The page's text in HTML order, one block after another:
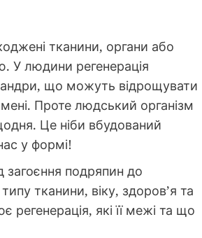
тканини, органи або
У людини регенерація
що можуть відрощувати
Проте людський організм
Це ніби вбудований
у формі!
загоєння подряпин до
тканини, віку, здоров’я та
регенерація, які її межі та що